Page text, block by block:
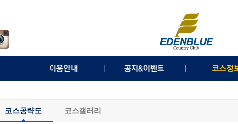
위약안내
코스공략도 코스갤러리